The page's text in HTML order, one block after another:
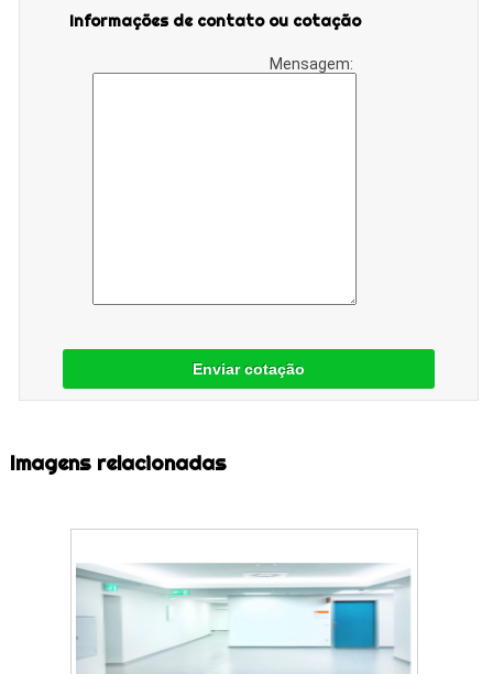
Informações de contato ou cotação
Mensagem:
Enviar cotação
Imagens relacionadas